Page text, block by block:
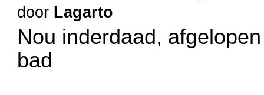
door Lagarto
Nou inderdaad,
bad